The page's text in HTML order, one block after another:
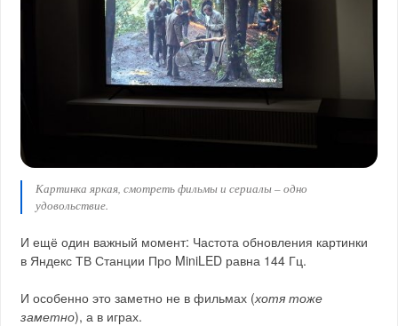
Картинка яркая, смотреть фильмы и сериалы – одно
удовольствие.
И ещё один важный момент: Частота обновления картинки
в Яндекс ТВ Станции Про MiniLED равна 144 Гц.
И особенно это заметно не в фильмах (хотя тоже
заметно), а в играх.